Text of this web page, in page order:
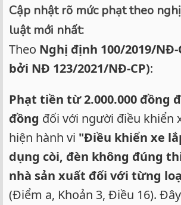
Cập nhật rõ mức phạt theo
luật mới nhất:
Theo Nghị định 100/2019/NĐ-
bởi NĐ 123/2021/NĐ-CP):
Phạt tiền từ 2.000.000 đồng
đồng đối với người điều khiển
hiện hành vi "Điều khiển xe
dụng còi, đèn không đúng
nhà sản xuất đối với từng
(Điểm a, Khoản 3, Điều 16).